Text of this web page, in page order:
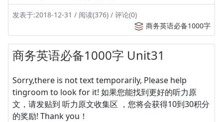
发表于:2018-12-31 / 阅读(376) / 评论(0)
商务英语必备1000字
商务英语必备1000字 Unit31
Sorry,there is not text temporarily, Please help
tingroom to look for it! 如果您能找到更好的听力原
文，请发贴到 听力原文收集区 ，您将会获得10到30积分
的奖励! Thank you！